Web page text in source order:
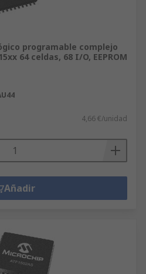
programable complejo
64 celdas, 68 I/O, EEPROM
4,66 €/unidad
Añadir